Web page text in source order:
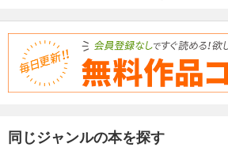
あらすじを表示する
CAR and DRIVER 2024年8月
980 円 (税込)
あらすじを表示する
同じジャンルの本を探す